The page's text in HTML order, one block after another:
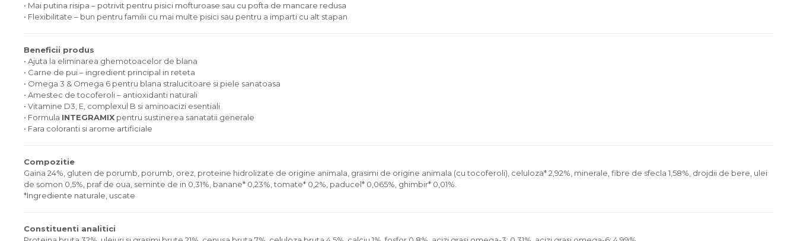
• Mai putina risipa – potrivit pentru pisici mofturoase sau cu pofta de mancare redusa
• Flexibilitate – bun pentru familii cu mai multe pisici sau pentru a imparti cu alt stapan
Beneficii produs
• Ajuta la eliminarea ghemotoacelor de blana
• Carne de pui – ingredient principal in reteta
• Omega 3 & Omega 6 pentru blana stralucitoare si piele sanatoasa
• Amestec de tocoferoli – antioxidanti naturali
• Vitamine D3, E, complexul B si aminoacizi esentiali
• Formula INTEGRAMIX pentru sustinerea sanatatii generale
• Fara coloranti si arome artificiale
Compozitie
Gaina 24%, gluten de porumb, porumb, orez, proteine hidrolizate de origine animala, grasimi de origine animala (cu tocoferoli), celuloza* 2,92%, minerale, fibre de sfecla 1,58%, drojdii de bere, ulei
de somon 0,5%, praf de oua, seminte de in 0,31%, banane* 0,23%, tomate* 0,2%, paducel* 0,065%, ghimbir* 0,01%.
*Ingrediente naturale, uscate
Constituenti analitici